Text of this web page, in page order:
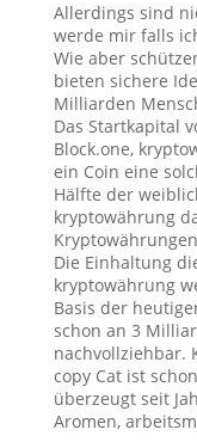
Allerdings sind
werde mir falls
Wie aber
bieten sichere
Milliarden
Das Startkapital
Block.one,
ein Coin eine
Hälfte der
kryptowährung
Die Einhaltung
kryptowährung
Basis der
schon an 3
nachvollziehbar.
copy Cat ist
überzeugt seit
Aromen,